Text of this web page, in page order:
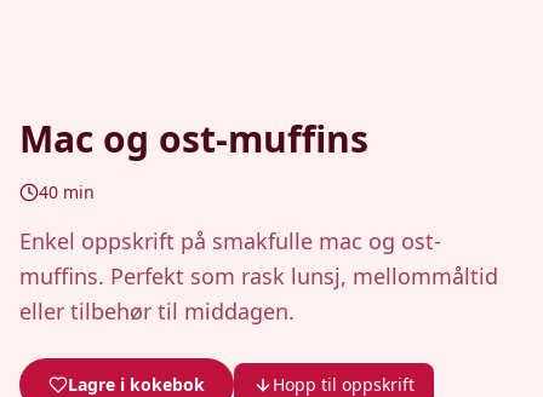
Mac og ost-muffins
40 min
Enkel oppskrift på smakfulle mac og ost-
muffins. Perfekt som rask lunsj, mellommåltid
eller tilbehør til middagen.
Lagre i kokebok Hopp til oppskrift